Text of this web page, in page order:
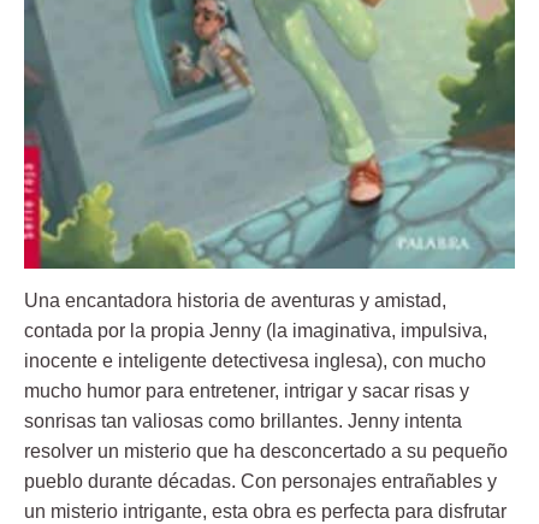
Una encantadora historia de aventuras y amistad,
contada por la propia Jenny (la imaginativa, impulsiva,
inocente e inteligente detectivesa inglesa), con mucho
mucho humor para entretener, intrigar y sacar risas y
sonrisas tan valiosas como brillantes. Jenny intenta
resolver un misterio que ha desconcertado a su pequeño
pueblo durante décadas. Con personajes entrañables y
un misterio intrigante, esta obra es perfecta para disfrutar